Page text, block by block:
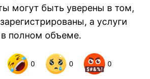
могут быть уверены в том,
а услуги
полном объеме.
0 0 0